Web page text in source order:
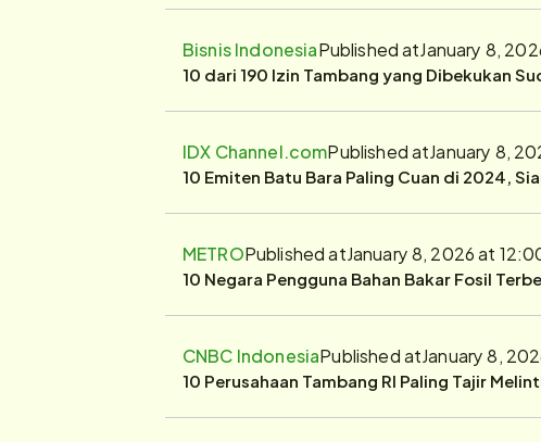
Bisnis IndonesiaPublished atJanuary 8,
10 dari 190 Izin Tambang yang Dibekukan
IDX Channel.comPublished atJanuary 8,
10 Emiten Batu Bara Paling Cuan di 2024,
METROPublished atJanuary 8, 2026 at
10 Negara Pengguna Bahan Bakar Fosil
CNBC IndonesiaPublished atJanuary 8,
10 Perusahaan Tambang RI Paling Tajir